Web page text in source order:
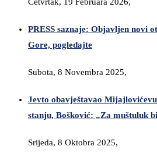
PRESS saznaje: Objavljen novi
Gore, pogledajte
Subota, 8 Novembra 2025,
Jevto obavještavao
stanju, Bošković: „Za muštuluk
Srijeda, 8 Oktobra 2025,